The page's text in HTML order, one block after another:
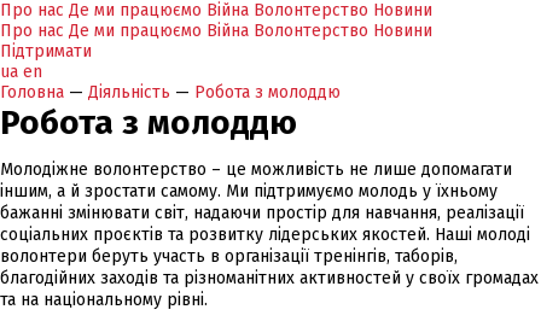
Про нас Де ми працюємо Війна Волонтерство Новини
Про нас Де ми працюємо Війна Волонтерство Новини
Підтримати
ua en
Головна — Діяльність — Робота з молоддю
Робота з молоддю
Молодіжне волонтерство – це можливість не лише допомагати
іншим, а й зростати самому. Ми підтримуємо молодь у їхньому
бажанні змінювати світ, надаючи простір для навчання, реалізації
соціальних проєктів та розвитку лідерських якостей. Наші молоді
волонтери беруть участь в організації тренінгів, таборів,
благодійних заходів та різноманітних активностей у своїх громадах
та на національному рівні.